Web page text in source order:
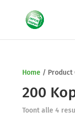
Home/ Product
200
Toont alle 4